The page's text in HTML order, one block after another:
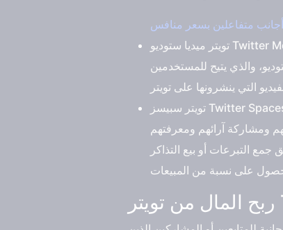
أجانب متفاعلين بسعر منافس
تويتر ميديا ستوديو Twitter Media Studio: هو منصة مجانية تقدم للمستخدمين النشطين والمؤثرين والمنتجين والناشرين أدوات لإنشاء وإدارة
والذي يتيح للمستخدمين
تويتر سبيسز Twitter Spaces: هو خدمة تقدم للمستخدمين إمكانية إنشاء والانضمام إلى غرف صوتية حية على تويتر، حيث يمكنهم التحدث
ومشاركة آرائهم ومعرفتهم
التبرعات أو بيع التذاكر